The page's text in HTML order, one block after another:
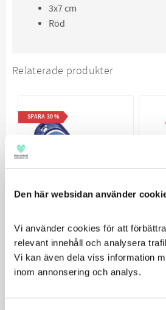
Den här websidan använder
Vi använder cookies för att
relevant innehåll och analysera
Vi kan även dela viss information
inom annonsering och analys.
3x7 cm
Röd
Relaterade produkter
Nobby Clix
MultiClicker
Med reglerbar volym
SPARA 30%